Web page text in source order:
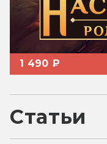
1 490 ₽
Статьи